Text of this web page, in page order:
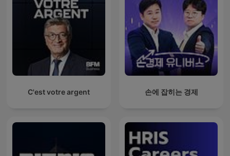
C'est votre argent 손에 잡히는 경제